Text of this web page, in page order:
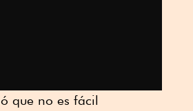
que no es fácil